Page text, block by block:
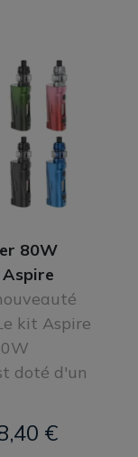
80W
kit Aspire
doté d'un
€